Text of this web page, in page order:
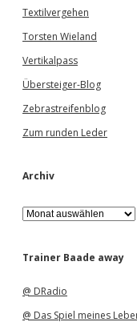
Textilvergehen
Torsten Wieland
Vertikalpass
Übersteiger-Blog
Zebrastreifenblog
Zum runden Leder
Archiv
A
r
h
Trainer Baade away
@ DRadio
@ Das Spiel meines